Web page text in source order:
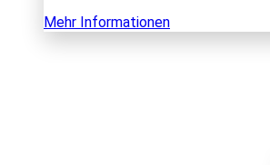
Mehr Informationen